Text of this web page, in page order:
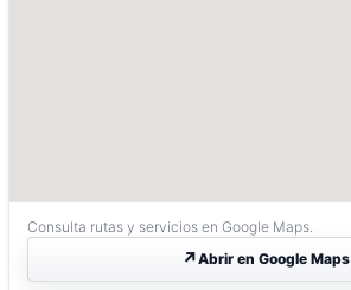
Consulta rutas y servicios en Google Maps.
Abrir en Google Maps